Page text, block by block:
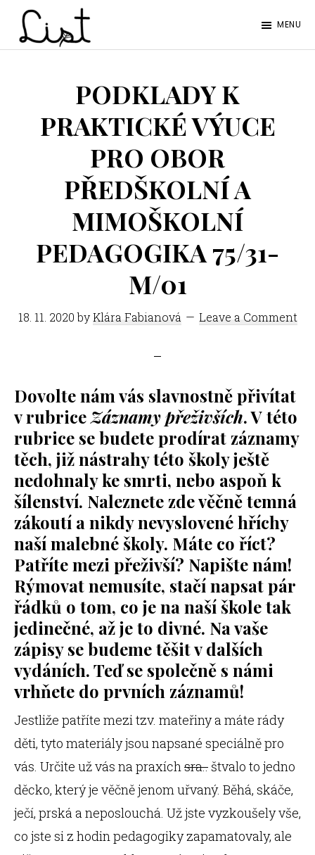
Skip
Skip
LIST
Litoměřice
MENU
PODKLADY K
PRAKTICKÉ VÝUCE
PRO OBOR
PŘEDŠKOLNÍ A
MIMOŠKOLNÍ
PEDAGOGIKA 75/31-
M/01
18. 11. 2020byKlára Fabianová Leave a Comment
Dovolte nám vás slavnostně přivítat
v rubriceZáznamy přeživších. V této
rubrice se budete prodírat záznamy
těch, již nástrahy této školy ještě
nedohnaly ke smrti, nebo aspoň k
šílenství. Naleznete zde věčně temná
zákoutí a nikdy nevyslovené hříchy
naší malebné školy. Máte co říct?
Patříte mezi přeživší? Napište nám!
Rýmovat nemusíte, stačí napsat pár
řádků o tom, co je na naší škole tak
jedinečné, až je to divné. Na vaše
zápisy se budeme těšit v dalších
vydáních. Teď se společně s námi
vrhňete do prvních záznamů!
Jestliže patříte mezi tzv. mateřiny a máte rády
děti, tyto materiály jsou napsané speciálně pro
vás. Určite už vás na praxíchsra.. štvalo to jedno
děcko, který je věčně jenom uřvaný. Běhá, skáče,
ječí, prská a neposlouchá. Už jste vyzkoušely vše,
co jste si z hodin pedagogiky zapamatovaly, ale